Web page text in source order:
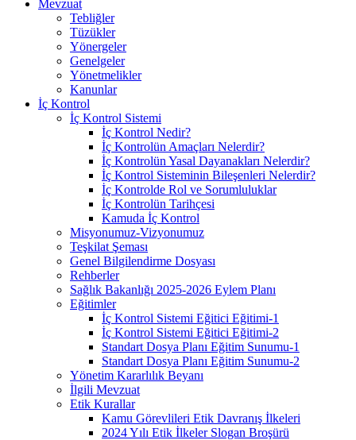
Mevzuat
Tebliğler
Tüzükler
Yönergeler
Genelgeler
Yönetmelikler
Kanunlar
İç Kontrol
İç Kontrol Sistemi
İç Kontrol Nedir?
İç Kontrolün Amaçları Nelerdir?
İç Kontrolün Yasal Dayanakları Nelerdir?
İç Kontrol Sisteminin Bileşenleri Nelerdir?
İç Kontrolde Rol ve Sorumluluklar
İç Kontrolün Tarihçesi
Kamuda İç Kontrol
Misyonumuz-Vizyonumuz
Teşkilat Şeması
Genel Bilgilendirme Dosyası
Rehberler
Sağlık Bakanlığı 2025-2026 Eylem Planı
Eğitimler
İç Kontrol Sistemi Eğitici Eğitimi-1
İç Kontrol Sistemi Eğitici Eğitimi-2
Standart Dosya Planı Eğitim Sunumu-1
Standart Dosya Planı Eğitim Sunumu-2
Yönetim Kararlılık Beyanı
İlgili Mevzuat
Etik Kurallar
Kamu Görevlileri Etik Davranış İlkeleri
2024 Yılı Etik İlkeler Slogan Broşürü